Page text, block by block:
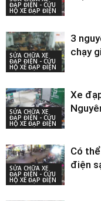
ĐẠP ĐIỆN - CỨU
HỘ XE ĐẠP ĐIỆN
SỬA CHỮA XE
ĐẠP ĐIỆN - CỨU
HỘ XE ĐẠP ĐIỆN
3
chạy
SỬA CHỮA XE
ĐẠP ĐIỆN - CỨU
HỘ XE ĐẠP ĐIỆN
Xe
SỬA CHỮA XE
ĐẠP ĐIỆN - CỨU
HỘ XE ĐẠP ĐIỆN
Có
điện